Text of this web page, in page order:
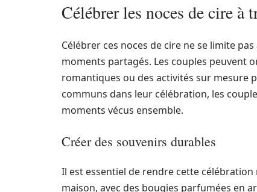
Célébrer les noces de cire à
Célébrer ces noces de cire ne se limite
moments partagés. Les couples peuvent
romantiques ou des activités sur mesure
communs dans leur célébration, les
moments vécus ensemble.
Créer des souvenirs durables
Il est essentiel de rendre cette célébration
maison, avec des bougies parfumées en